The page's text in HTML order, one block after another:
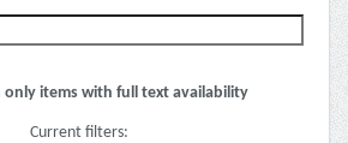
only items with full text availability
Current filters: